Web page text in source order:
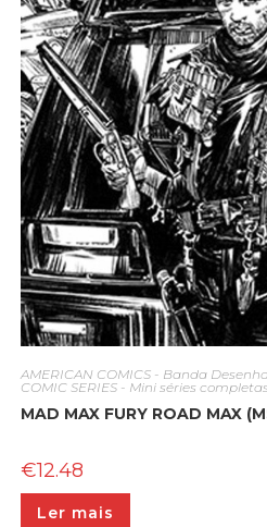
AMERICAN COMICS - Banda
COMIC SERIES - Mini séries
MAD MAX FURY ROAD MAX
€12.48
Ler mais